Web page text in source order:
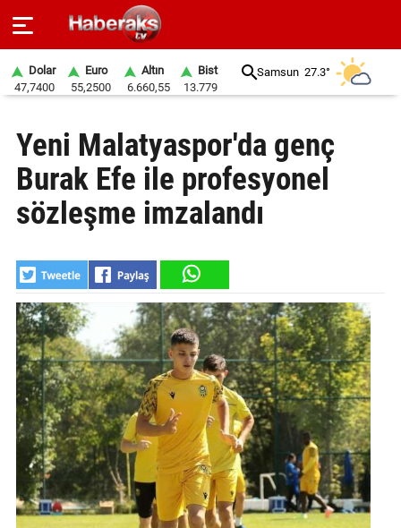
SPOR
YAŞAM
EKONOMİ
BELEDİYELER
SAĞLIK
SİYASET
EĞİTİM
GALERİ
VİDEO
YAZARLAR
Dolar
47,7400
Euro
55,2500
Altın
6.660,55
Bist
13.779
Samsun 27.3°
Yeni Malatyaspor'da genç
Burak Efe ile profesyonel
sözleşme imzalandı